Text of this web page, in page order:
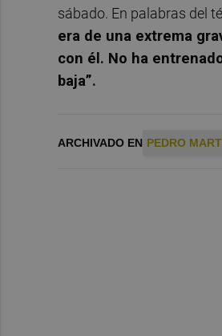
sábado. En palabras del
era de una extrema
con él. No ha
baja”.
ARCHIVADO EN PEDRO